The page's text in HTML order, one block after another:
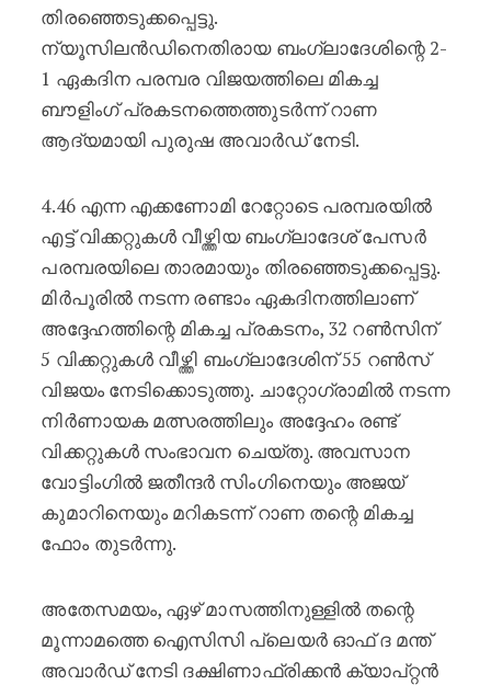
തിരഞ്ഞെടുക്കപ്പെട്ടു.
ന്യൂസിലൻഡിനെതിരായ ബംഗ്ലാദേശിന്റെ 2-
1 ഏകദിന പരമ്പര വിജയത്തിലെ മികച്ച
ബൗളിംഗ് പ്രകടനത്തെത്തുടർന്ന് റാണ
ആദ്യമായി പുരുഷ അവാർഡ് നേടി.
4.46 എന്ന എക്കണോമി റേറ്റോടെ പരമ്പരയിൽ
എട്ട് വിക്കറ്റുകൾ വീഴ്ത്തിയ ബംഗ്ലാദേശ് പേസർ
പരമ്പരയിലെ താരമായും തിരഞ്ഞെടുക്കപ്പെട്ടു.
മിർപൂരിൽ നടന്ന രണ്ടാം ഏകദിനത്തിലാണ്
അദ്ദേഹത്തിന്റെ മികച്ച പ്രകടനം, 32 റൺസിന്
5 വിക്കറ്റുകൾ വീഴ്ത്തി ബംഗ്ലാദേശിന് 55 റൺസ്
വിജയം നേടിക്കൊടുത്തു. ചാറ്റോഗ്രാമിൽ നടന്ന
നിർണായക മത്സരത്തിലും അദ്ദേഹം രണ്ട്
വിക്കറ്റുകൾ സംഭാവന ചെയ്തു. അവസാന
വോട്ടിംഗിൽ ജതീന്ദർ സിംഗിനെയും അജയ്
കുമാറിനെയും മറികടന്ന് റാണ തന്റെ മികച്ച
ഫോം തുടർന്നു.
അതേസമയം, ഏഴ് മാസത്തിനുള്ളിൽ തന്റെ
മൂന്നാമത്തെ ഐസിസി പ്ലെയർ ഓഫ് ദ മന്ത്
അവാർഡ് നേടി ദക്ഷിണാഫ്രിക്കൻ ക്യാപ്റ്റൻ